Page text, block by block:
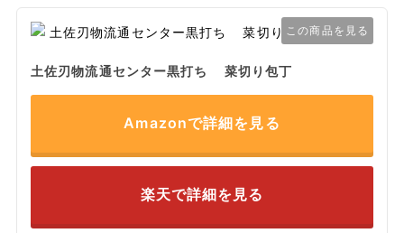
この商品を見る
土佐刃物流通センター黒打ち 菜切り包丁
Amazonで詳細を見る
楽天で詳細を見る